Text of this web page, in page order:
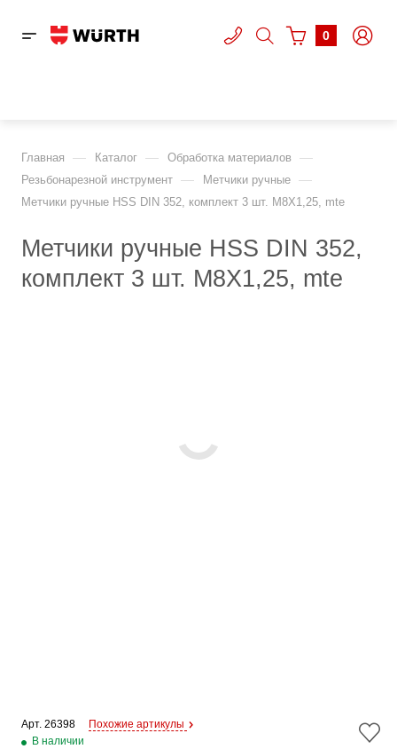
0
Главная — Каталог — Обработка материалов —
Резьбонарезной инструмент — Метчики ручные —
Метчики ручные HSS DIN 352, комплект 3 шт. M8X1,25, mte
Метчики ручные HSS DIN 352,
комплект 3 шт. M8X1,25, mte
Арт. 26398
Похожие артикулы
В наличии